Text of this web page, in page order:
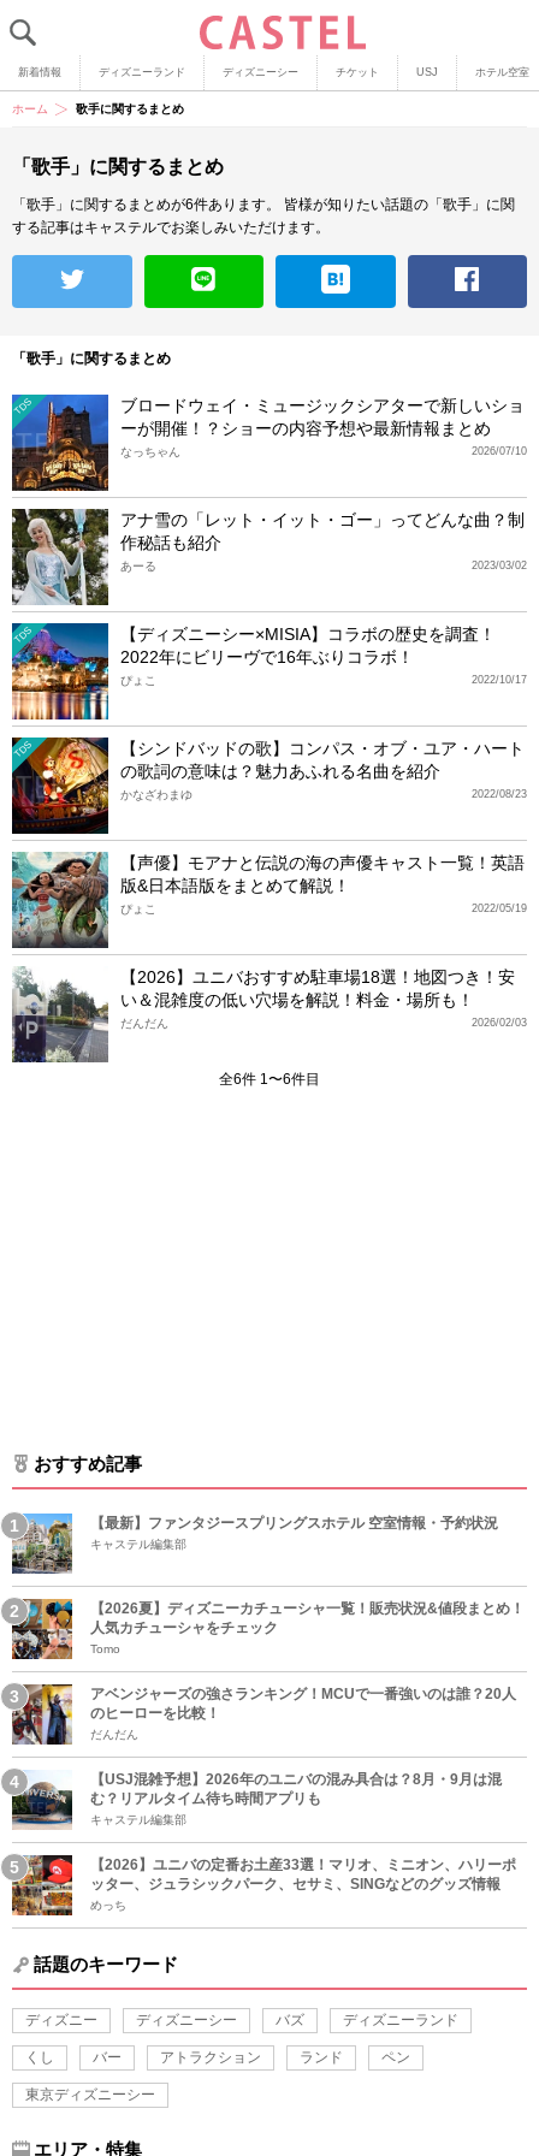
新着情報 ディズニーランド ディズニーシー チケット USJ ホテル空室
ホーム 歌手に関するまとめ
「歌手」に関するまとめ
「歌手」に関するまとめが6件あります。
皆様が知りたい話題の「歌手」に関
する記事はキャステルでお楽しみいただけます。
「歌手」に関するまとめ
TDS
ブロードウェイ・ミュージックシアターで新しいショ
ーが開催！？ショーの内容予想や最新情報まとめ
2026/07/10
なっちゃん
アナ雪の「レット・イット・ゴー」ってどんな曲？制
作秘話も紹介
2023/03/02
あーる
TDS
【ディズニーシー×MISIA】コラボの歴史を調査！
2022年にビリーヴで16年ぶりコラボ！
2022/10/17
ぴょこ
TDS
【シンドバッドの歌】コンパス・オブ・ユア・ハート
の歌詞の意味は？魅力あふれる名曲を紹介
2022/08/23
かなざわまゆ
【声優】モアナと伝説の海の声優キャスト一覧！英語
版&日本語版をまとめて解説！
2022/05/19
ぴょこ
【2026】ユニバおすすめ駐車場18選！地図つき！安
い＆混雑度の低い穴場を解説！料金・場所も！
2026/02/03
だんだん
全6件 1〜6件目
おすすめ記事
【最新】ファンタジースプリングスホテル 空室情報・予約状況
キャステル編集部
【2026夏】ディズニーカチューシャ一覧！販売状況&値段まとめ！
人気カチューシャをチェック
Tomo
アベンジャーズの強さランキング！MCUで一番強いのは誰？20人
のヒーローを比較！
だんだん
【USJ混雑予想】2026年のユニバの混み具合は？8月・9月は混
む？リアルタイム待ち時間アプリも
キャステル編集部
【2026】ユニバの定番お土産33選！マリオ、ミニオン、ハリーポ
ッター、ジュラシックパーク、セサミ、SINGなどのグッズ情報
めっち
話題のキーワード
ディズニー ディズニーシー バズ ディズニーランド
くし バー アトラクション ランド ペン
東京ディズニーシー
エリア・特集